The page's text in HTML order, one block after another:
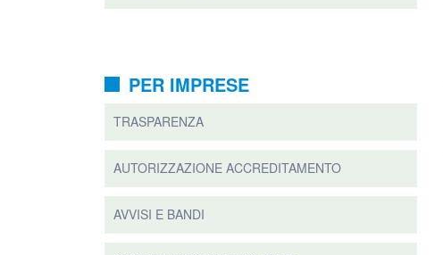
PER IMPRESE
TRASPARENZA
AUTORIZZAZIONE ACCREDITAMENTO
AVVISI E BANDI